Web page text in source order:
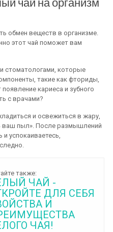
обмен веществ в организме.
этот чай поможет вам
стоматологами, которые
такие как фториды,
кариеса и зубного
с врачами?
и освежиться в жару,
ваш пыл». После размышлений
успокаиваетесь,
также:
ЧАЙ -
ДЛЯ СЕБЯ
И
ЧАЯ!